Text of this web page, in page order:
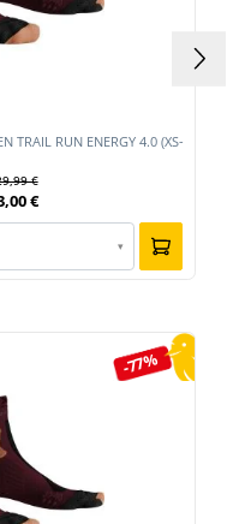
TRAIL RUN ENERGY 4.0 (XS-
€
€
▾
-77%